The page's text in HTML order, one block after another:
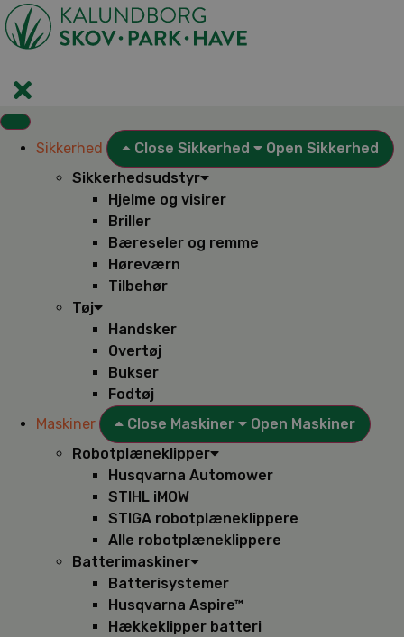
Videre
til
indhold
Sikkerhed Close Sikkerhed
Open Sikkerhed
Sikkerhedsudstyr
Hjelme og visirer
Briller
Bæreseler og remme
Høreværn
Tilbehør
Tøj
Handsker
Overtøj
Bukser
Fodtøj
Maskiner
Close Maskiner
Open Maskiner
Robotplæneklipper
Husqvarna Automower
STIHL iMOW
STIGA robotplæneklippere
Alle robotplæneklippere
Batterimaskiner
Batterisystemer
Husqvarna Aspire™
Hækkeklipper batteri